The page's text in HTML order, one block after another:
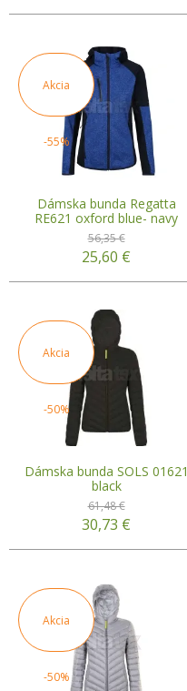
Akcia
-55%
Dámska bunda Regatta
RE621 oxford blue- navy
56,35 €
25,60 €
Akcia
-50%
Dámska bunda SOLS 01621
black
61,48 €
30,73 €
Akcia
-50%